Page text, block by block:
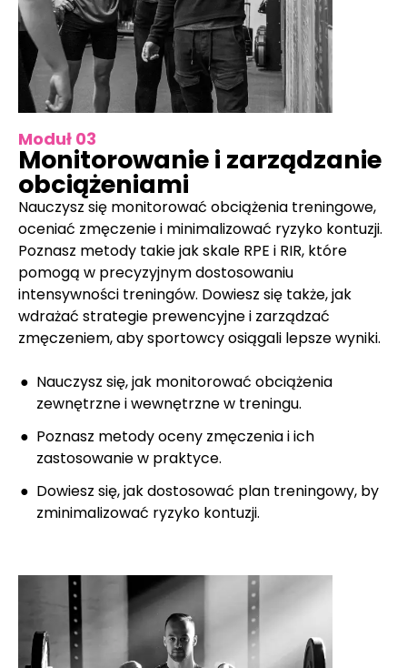
Moduł 03
Monitorowanie i zarządzanie
obciążeniami
Nauczysz się monitorować obciążenia treningowe,
oceniać zmęczenie i minimalizować ryzyko kontuzji.
Poznasz metody takie jak skale RPE i RIR, które
pomogą w precyzyjnym dostosowaniu
intensywności treningów. Dowiesz się także, jak
wdrażać strategie prewencyjne i zarządzać
zmęczeniem, aby sportowcy osiągali lepsze wyniki.
Nauczysz się, jak monitorować obciążenia
zewnętrzne i wewnętrzne w treningu.
Poznasz metody oceny zmęczenia i ich
zastosowanie w praktyce.
Dowiesz się, jak dostosować plan treningowy, by
zminimalizować ryzyko kontuzji.